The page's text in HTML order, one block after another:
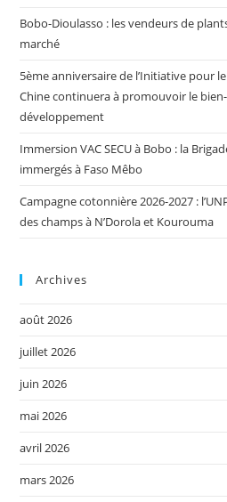
Bobo-Dioulasso : les vendeurs de
marché
5ème anniversaire de l’Initiative pour
Chine continuera à promouvoir le
développement
Immersion VAC SECU à Bobo : la
immergés à Faso Mêbo
Campagne cotonnière 2026-2027 :
des champs à N’Dorola et Kourouma
Archives
août 2026
juillet 2026
juin 2026
mai 2026
avril 2026
mars 2026